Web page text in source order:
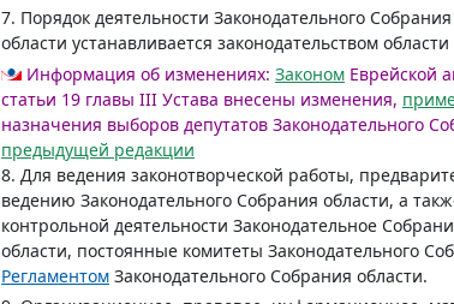
7. Порядок деятельности Законодательного
области устанавливается законодательством области
Информация об изменениях: Законом Еврейской
статьи 19 главы III Устава внесены изменения,
назначения выборов депутатов Законодательного
предыдущей редакции
8. Для ведения законотворческой работы,
ведению Законодательного Собрания области, а
контрольной деятельности Законодательное
области, постоянные комитеты Законодательного
Регламентом Законодательного Собрания области.